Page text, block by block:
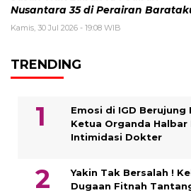
Nusantara 35 di Perairan
Kamis, 30 Jul 2026 - 19:08 WIB
TRENDING
Emosi di IGD Berujung
Ketua Organda Halbar
Intimidasi Dokter
Yakin Tak Bersalah !
Dugaan Fitnah